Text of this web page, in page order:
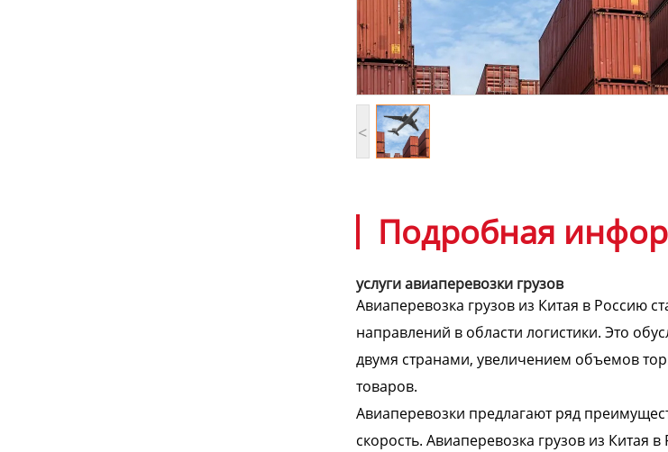
<
Подробная
услуги авиаперевозки грузов
Авиаперевозка грузов из Китая в Россию
направлений в области логистики. Это
двумя странами, увеличением объемов
товаров.
Авиаперевозки предлагают ряд
скорость. Авиаперевозка грузов из Китая